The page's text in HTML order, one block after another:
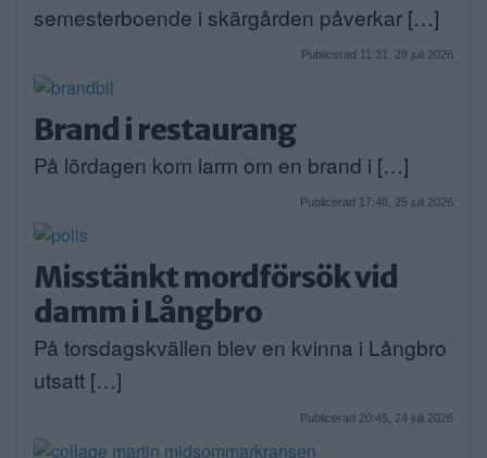
semesterboende i skärgården påverkar […]
Publicerad 11:31, 28 juli 2026
Brand i restaurang
På lördagen kom larm om en brand i […]
Publicerad 17:48, 25 juli 2026
Misstänkt mordförsök vid
damm i Långbro
På torsdagskvällen blev en kvinna i Långbro
utsatt […]
Publicerad 20:45, 24 juli 2026